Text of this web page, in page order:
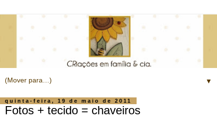
▼
quinta-feira, 19 de maio de 2011
Fotos + tecido = chaveiros